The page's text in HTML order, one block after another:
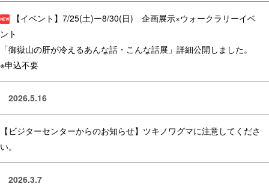
【イベント】7/25(土)ー8/30(日) 企画展示×ウォークラリーイベ
ント
「御嶽山の肝が冷えるあんな話・こんな話展」詳細公開しました。
※申込不要
2026.5.16
【ビジターセンターからのお知らせ】ツキノワグマに注意してくださ
い。
2026.3.7